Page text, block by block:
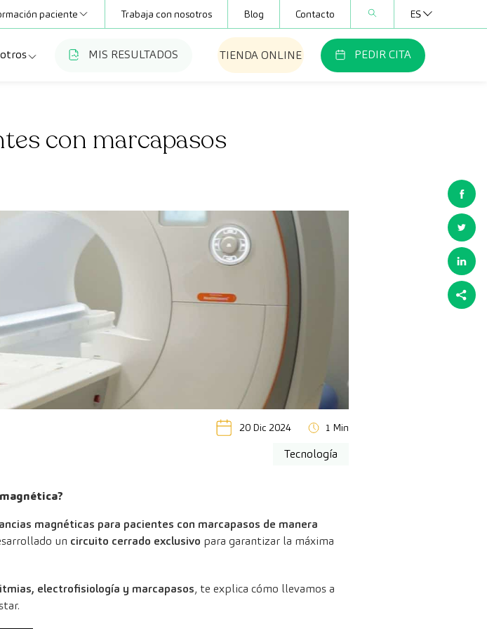
paciente Trabaja con nosotros Blog Contacto ES
Trabaja con nosotros
Fundación Privada Imhotep
Preguntas frecuentes
MIS RESULTADOS TIENDA ONLINE PEDIR CITA
con marcapasos
20 Dic 2024 1 Min
Tecnología
magnéticas para pacientes con marcapasos de manera
un circuito cerrado exclusivo para garantizar la máxima
electrofisiología y marcapasos, te explica cómo llevamos a